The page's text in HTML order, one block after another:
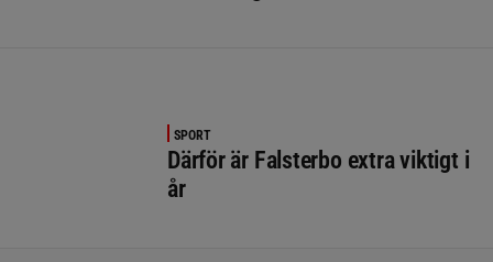
SPORT
Därför är Falsterbo extra viktigt i
år